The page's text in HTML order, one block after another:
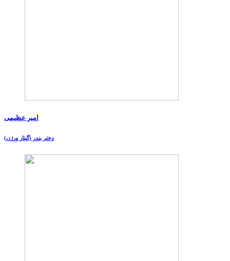
امیر عظیمی
دختر بندر (گیتار ورژن)